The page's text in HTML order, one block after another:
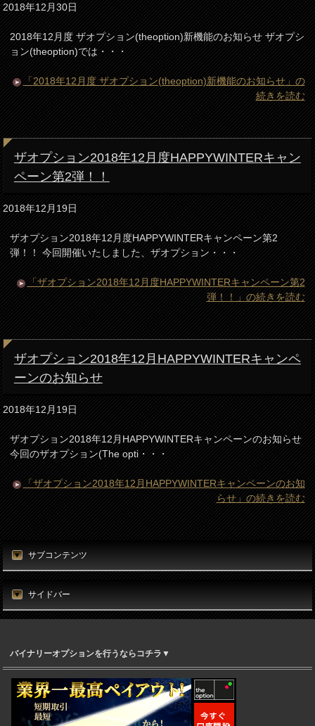
2018年12月30日
2018年12月度 ザオプション(theoption)新機能のお知らせ ザオプシ
ョン(theoption)では・・・
「2018年12月度 ザオプション(theoption)新機能のお知らせ」の
続きを読む
ザオプション2018年12月度HAPPYWINTERキャン
ペーン第2弾！！
2018年12月19日
ザオプション2018年12月度HAPPYWINTERキャンペーン第2
弾！！ 今回開催いたしました、ザオプション・・・
「ザオプション2018年12月度HAPPYWINTERキャンペーン第2
弾！！」の続きを読む
ザオプション2018年12月HAPPYWINTERキャンペ
ーンのお知らせ
2018年12月19日
ザオプション2018年12月HAPPYWINTERキャンペーンのお知らせ
今回のザオプション(The opti・・・
「ザオプション2018年12月HAPPYWINTERキャンペーンのお知
らせ」の続きを読む
サブコンテンツ
サイドバー
バイナリーオプションを行うならコチラ▼